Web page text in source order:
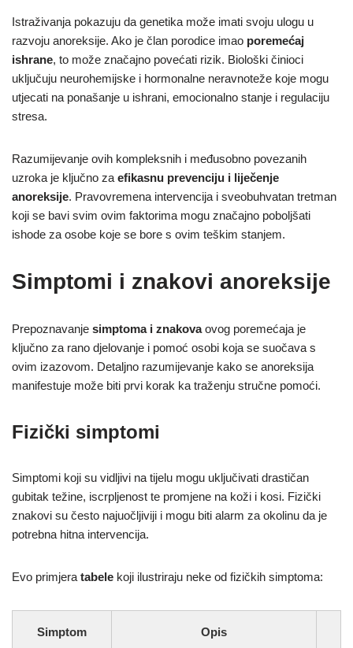
Istraživanja pokazuju da genetika može imati svoju ulogu u
razvoju anoreksije. Ako je član porodice imao poremećaj
ishrane, to može značajno povećati rizik. Biološki činioci
uključuju neurohemijske i hormonalne neravnoteže koje mogu
utjecati na ponašanje u ishrani, emocionalno stanje i regulaciju
stresa.
Razumijevanje ovih kompleksnih i međusobno povezanih
uzroka je ključno za efikasnu prevenciju i liječenje
anoreksije. Pravovremena intervencija i sveobuhvatan tretman
koji se bavi svim ovim faktorima mogu značajno poboljšati
ishode za osobe koje se bore s ovim teškim stanjem.
Simptomi i znakovi anoreksije
Prepoznavanje simptoma i znakovaovog poremećaja je
ključno za rano djelovanje i pomoć osobi koja se suočava s
ovim izazovom. Detaljno razumijevanje kako se anoreksija
manifestuje može biti prvi korak ka traženju stručne pomoći.
Fizički simptomi
Simptomi koji su vidljivi na tijelu mogu uključivati drastičan
gubitak težine, iscrpljenost te promjene na koži i kosi. Fizički
znakovi su često najuočljiviji i mogu biti alarm za okolinu da je
potrebna hitna intervencija.
Evo primjera tabele koji ilustriraju neke od fizičkih simptoma:
Simptom Opis